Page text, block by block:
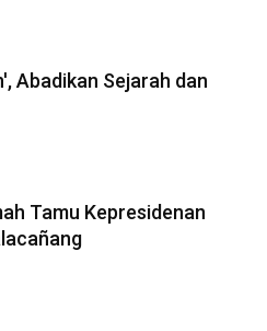
Abadikan Sejarah dan
Tamu Kepresidenan